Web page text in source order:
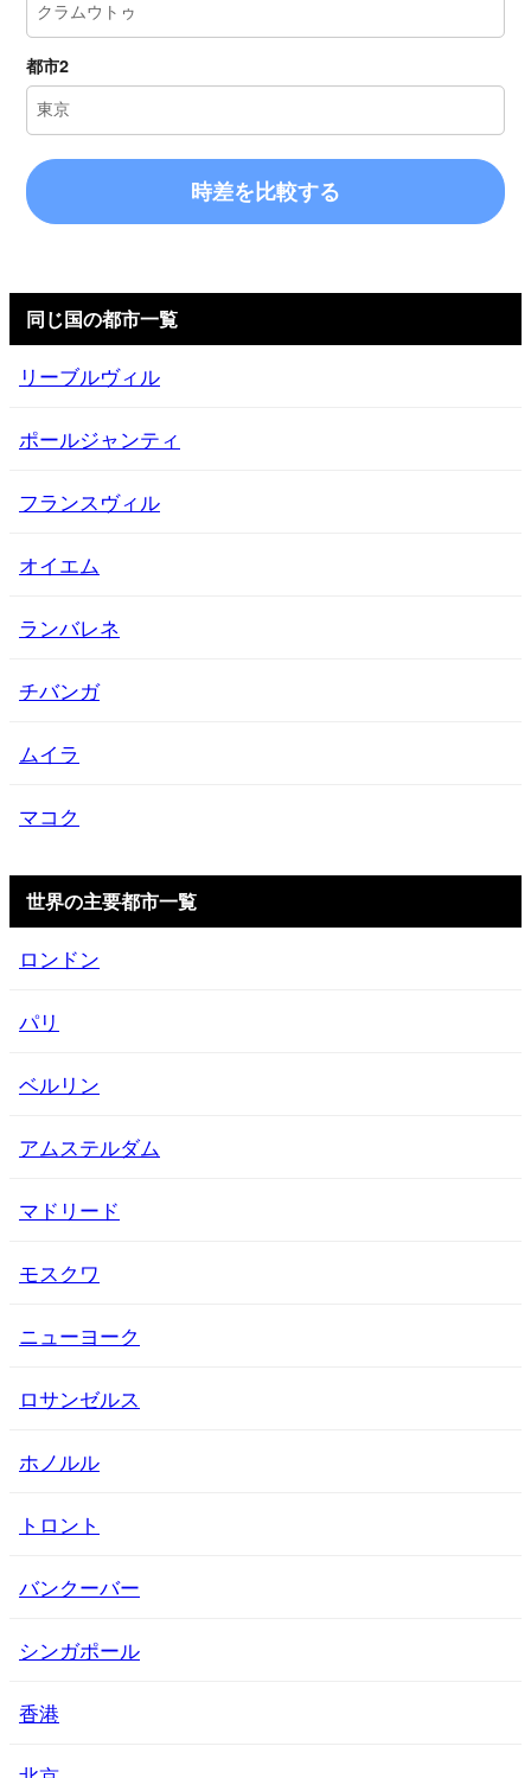
都市2
時差を比較する
同じ国の都市一覧
リーブルヴィル
ポールジャンティ
フランスヴィル
オイエム
ランバレネ
チバンガ
ムイラ
マコク
世界の主要都市一覧
ロンドン
パリ
ベルリン
アムステルダム
マドリード
モスクワ
ニューヨーク
ロサンゼルス
ホノルル
トロント
バンクーバー
シンガポール
香港